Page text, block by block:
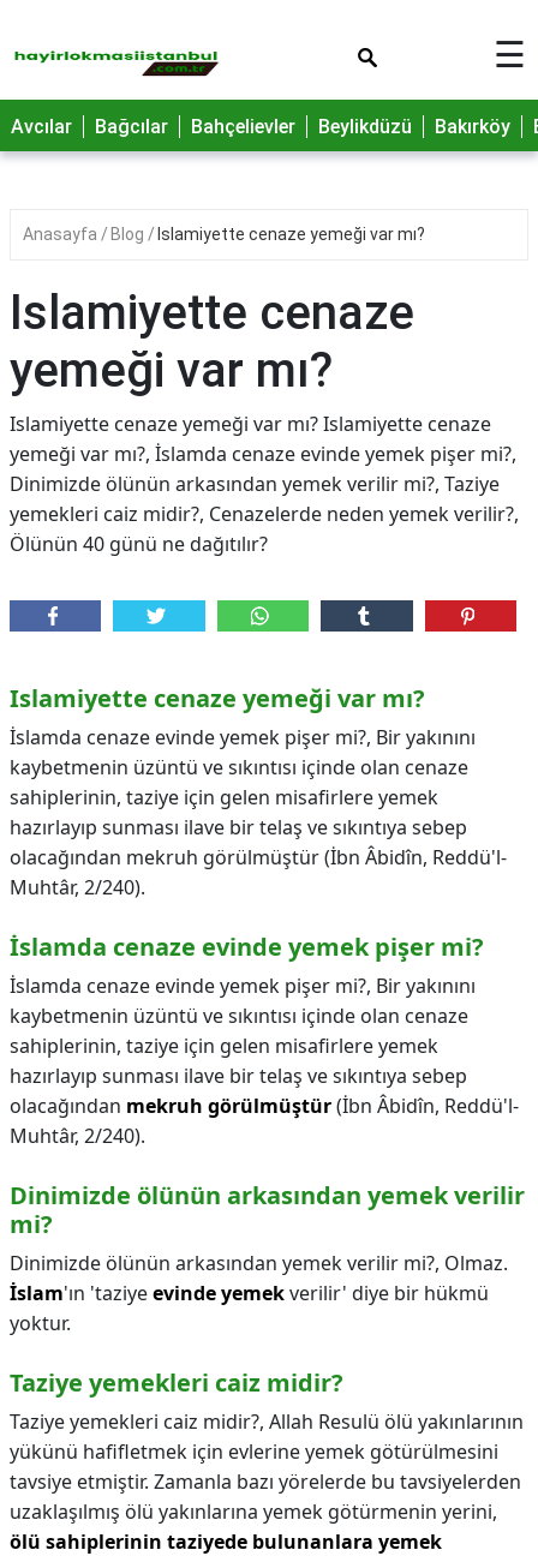
☰
Avcılar Bağcılar Bahçelievler Beylikdüzü Bakırköy
Anasayfa Blog Islamiyette cenaze yemeği var mı?
Islamiyette cenaze
yemeği var mı?
Islamiyette cenaze yemeği var mı? Islamiyette cenaze
yemeği var mı?, İslamda cenaze evinde yemek pişer mi?,
Dinimizde ölünün arkasından yemek verilir mi?, Taziye
yemekleri caiz midir?, Cenazelerde neden yemek verilir?,
Ölünün 40 günü ne dağıtılır?
Islamiyette cenaze yemeği var mı?
İslamda cenaze evinde yemek pişer mi?, Bir yakınını
kaybetmenin üzüntü ve sıkıntısı içinde olan cenaze
sahiplerinin, taziye için gelen misafirlere yemek
hazırlayıp sunması ilave bir telaş ve sıkıntıya sebep
olacağından mekruh görülmüştür (İbn Âbidîn, Reddü'l-
Muhtâr, 2/240).
İslamda cenaze evinde yemek pişer mi?
İslamda cenaze evinde yemek pişer mi?, Bir yakınını
kaybetmenin üzüntü ve sıkıntısı içinde olan cenaze
sahiplerinin, taziye için gelen misafirlere yemek
hazırlayıp sunması ilave bir telaş ve sıkıntıya sebep
olacağından mekruh görülmüştür(İbn Âbidîn, Reddü'l-
Muhtâr, 2/240).
Dinimizde ölünün arkasından yemek verilir
mi?
Dinimizde ölünün arkasından yemek verilir mi?, Olmaz.
İslam'ın 'taziyeevinde yemekverilir' diye bir hükmü
yoktur.
Taziye yemekleri caiz midir?
Taziye yemekleri caiz midir?, Allah Resulü ölü yakınlarının
yükünü hafifletmek için evlerine yemek götürülmesini
tavsiye etmiştir. Zamanla bazı yörelerde bu tavsiyelerden
uzaklaşılmış ölü yakınlarına yemek götürmenin yerini,
ölü sahiplerinin taziyede bulunanlara yemek